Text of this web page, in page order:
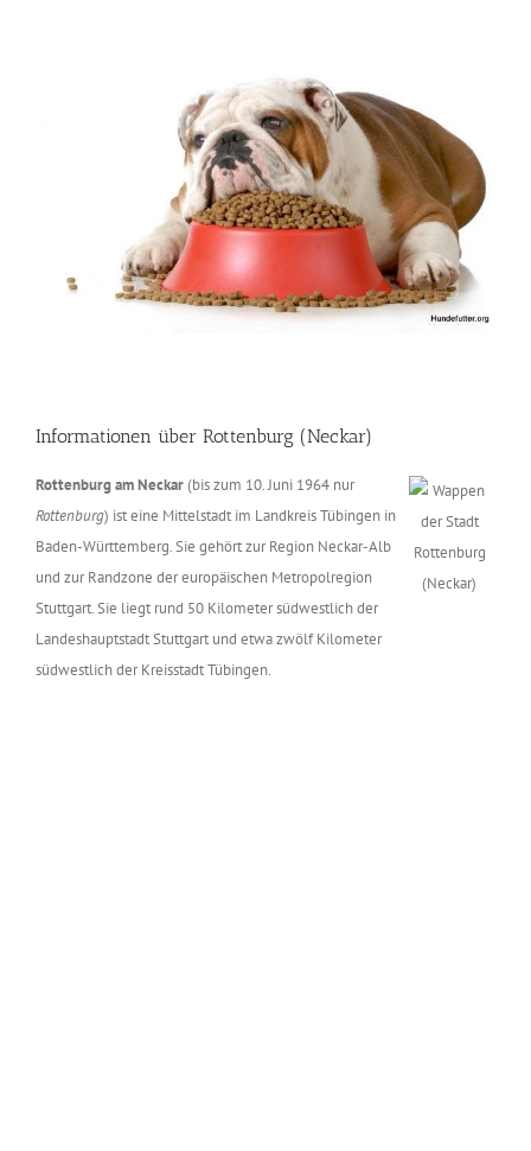
Informationen über Rottenburg (Neckar)
Rottenburg am Neckar(bis zum 10. Juni 1964 nur
Rottenburg) ist eine Mittelstadt im Landkreis Tübingen in
Baden-Württemberg. Sie gehört zur Region Neckar-Alb
und zur Randzone der europäischen Metropolregion
Stuttgart. Sie liegt rund 50 Kilometer südwestlich der
Landeshauptstadt Stuttgart und etwa zwölf Kilometer
südwestlich der Kreisstadt Tübingen.